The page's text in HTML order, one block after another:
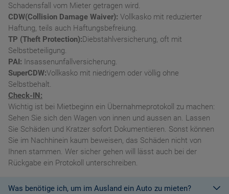
Schadensfall vom Mieter getragen wird.
CDW(Collision Damage Waiver): Vollkasko mit reduzierter
Haftung, teils auch Haftungsbefreiung.
TP (Theft Protection):Diebstahlversicherung, oft mit
Selbstbeteiligung.
PAI: Insassenunfallversicherung.
SuperCDW:Vollkasko mit niedrigem oder völlig ohne
Selbstbehalt.
Check-IN:
Wichtig ist bei Mietbeginn ein Übernahmeprotokoll zu machen:
Sehen Sie sich den Wagen von innen und aussen an. Lassen
Sie Schäden und Kratzer sofort Dokumentieren. Sonst können
Sie im Nachhinein kaum beweisen, das Schäden nicht von
Ihnen stammen. Wer sicher gehen will lässt auch bei der
Rückgabe ein Protokoll unterschreiben.
Was benötige ich, um im Ausland ein Auto zu mieten?